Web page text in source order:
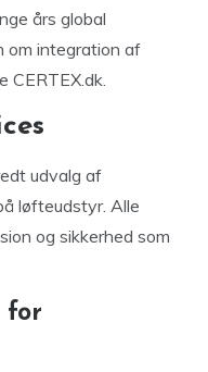
års global
om integration af
CERTEX.dk.
udvalg af
løfteudstyr. Alle
og sikkerhed som
for